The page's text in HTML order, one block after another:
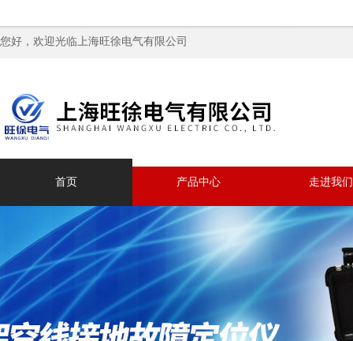
您好，欢迎光临上海旺徐电气有限公司
首页 产品中心 走进我们